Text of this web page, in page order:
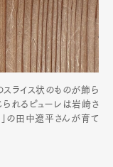
ライス状のものが飾ら
れるピューレは岩崎さ
の田中遼平さんが育て